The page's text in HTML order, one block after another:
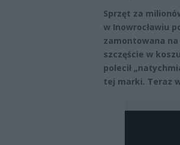
Sprzęt za
w Inowrocławiu
zamontowana
szczęście w
polecił
tej marki. Teraz